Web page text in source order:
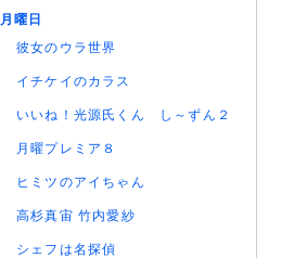
月曜日
彼女のウラ世界
イチケイのカラス
いいね！光源氏くん し～ずん２
月曜プレミア８
ヒミツのアイちゃん
高杉真宙 竹内愛紗
シェフは名探偵